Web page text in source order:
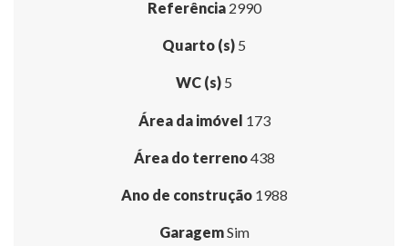
Referência2990
Quarto (s) 5
WC (s) 5
Área da imóvel 173
Área do terreno438
Ano de construção1988
GaragemSim